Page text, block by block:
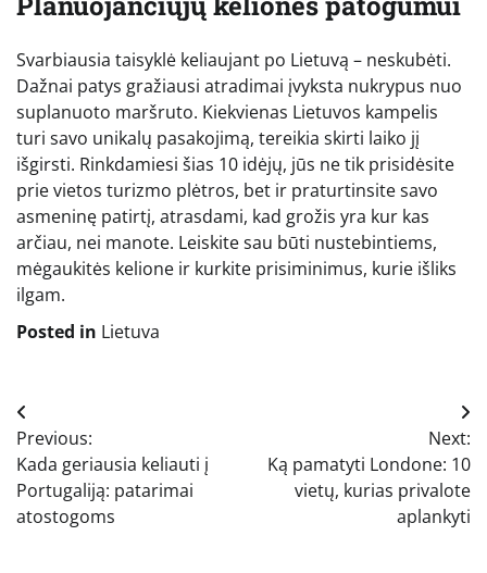
Svarbiausia taisyklė keliaujant po Lietuvą – neskubėti.
Dažnai patys gražiausi atradimai įvyksta nukrypus nuo
suplanuoto maršruto. Kiekvienas Lietuvos kampelis
turi savo unikalų pasakojimą, tereikia skirti laiko jį
išgirsti. Rinkdamiesi šias 10 idėjų, jūs ne tik prisidėsite
prie vietos turizmo plėtros, bet ir praturtinsite savo
asmeninę patirtį, atrasdami, kad grožis yra kur kas
arčiau, nei manote. Leiskite sau būti nustebintiems,
mėgaukitės kelione ir kurkite prisiminimus, kurie išliks
ilgam.
Posted in Lietuva
Navigacija
tarp
įrašų
Previous:
Kada geriausia keliauti į
Portugaliją: patarimai
atostogoms
Next:
Ką pamatyti Londone: 10
vietų, kurias privalote
aplankyti